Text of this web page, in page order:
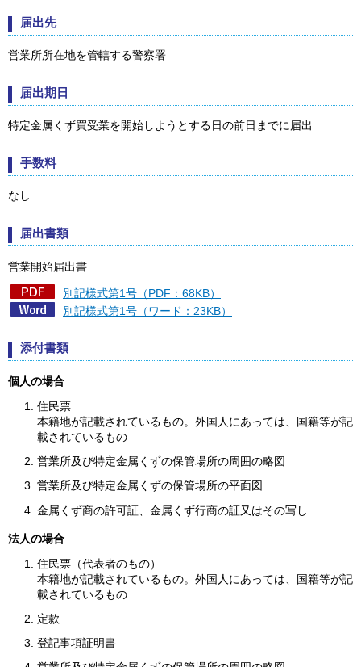
届出先
営業所所在地を管轄する警察署
届出期日
特定金属くず買受業を開始しようとする日の前日までに届出
手数料
なし
届出書類
営業開始届出書
別記様式第1号（PDF：68KB）
別記様式第1号（ワード：23KB）
添付書類
個人の場合
住民票
本籍地が記載されているもの。外国人にあっては、国籍等が記
載されているもの
営業所及び特定金属くずの保管場所の周囲の略図
営業所及び特定金属くずの保管場所の平面図
金属くず商の許可証、金属くず行商の証又はその写し
法人の場合
住民票（代表者のもの）
本籍地が記載されているもの。外国人にあっては、国籍等が記
載されているもの
定款
登記事項証明書